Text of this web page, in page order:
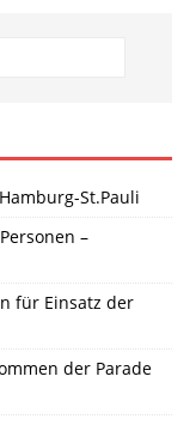
St.Pauli
–
für Einsatz der
der Parade